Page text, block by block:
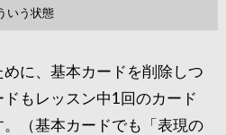
いう状態
に、基本カードを削除しつ
もレッスン中1回のカード
（基本カードでも「表現の